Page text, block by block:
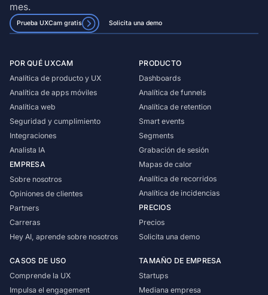
mes.
Prueba UXCam gratis Solicita una demo
POR QUÉ UXCAM
Analítica de producto y UX
Analítica de apps móviles
Analítica web
Seguridad y cumplimiento
Integraciones
Analista IA
EMPRESA
Sobre nosotros
Opiniones de clientes
Partners
Carreras
Hey AI, aprende sobre nosotros
PRODUCTO
Dashboards
Analítica de funnels
Analítica de retention
Smart events
Segments
Grabación de sesión
Mapas de calor
Analítica de recorridos
Analítica de incidencias
PRECIOS
Precios
Solicita una demo
CASOS DE USO
Comprende la UX
Impulsa el engagement
TAMAÑO DE EMPRESA
Startups
Mediana empresa